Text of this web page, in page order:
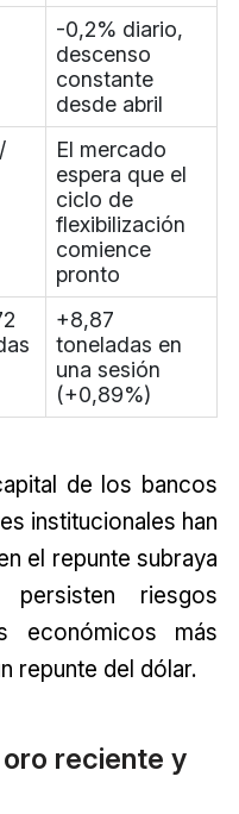
-0,2% diario,
descenso
constante
desde abril
El mercado
espera que el
ciclo de
flexibilización
comience
pronto
+8,87
toneladas en
una sesión
(+0,89%)
de los bancos
institucionales han
el repunte subraya
riesgos
económicos más
repunte del dólar.
reciente y